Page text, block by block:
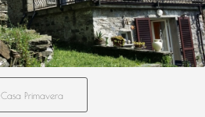
Casa Primavera